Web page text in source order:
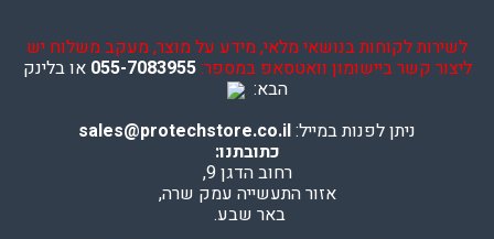
לשירות לקוחות בנושאי מלאי, מידע על מוצר, מעקב משלוח יש
ליצור קשר ביישומון וואטסאפ במספר:055-7083955 או בלינק
הבא:
ניתן לפנות במייל:sales@protechstore.co.il
כתובתנו:
רחוב הדגן 9,
אזור התעשייה עמק שרה,
באר שבע.